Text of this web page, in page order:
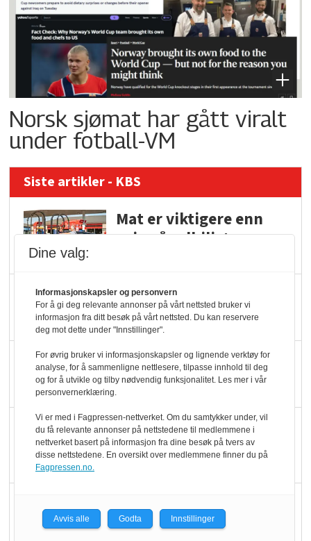
Norsk sjømat har gått viralt
under fotball-VM
Siste artikler - KBS
Mat er viktigere enn
pris når elbilister
Ti bensinstasjoner
legger ned hver måned
Potetball, kylling og 98
oktan
KBS-bransjen i
endring: Stadig større
Vokser med ferdigmat
i dagligvare
Dine valg:
Informasjonskapsler og personvern
For å gi deg relevante annonser på vårt nettsted bruker vi
informasjon fra ditt besøk på vårt nettsted. Du kan reservere
deg mot dette under "Innstillinger".
For øvrig bruker vi informasjonskapsler og lignende verktøy for
analyse, for å sammenligne nettlesere, tilpasse innhold til deg
og for å utvikle og tilby nødvendig funksjonalitet. Les mer i vår
personvernerklæring.
Vi er med i Fagpressen-nettverket. Om du samtykker under, vil
du få relevante annonser på nettstedene til medlemmene i
nettverket basert på informasjon fra dine besøk på tvers av
disse nettstedene. En oversikt over medlemmene finner du på
Fagpressen.no.
Avvis alle Godta Innstillinger